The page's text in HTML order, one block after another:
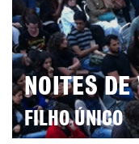
NOITES DE
FILHO ÚNICO